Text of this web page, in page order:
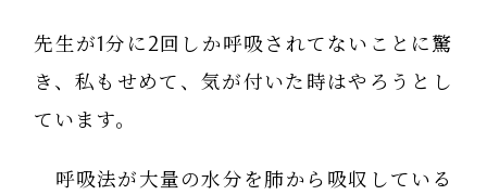
先生が1分に2回しか呼吸されてないことに驚
き、私もせめて、気が付いた時はやろうとし
ています。
呼吸法が大量の水分を肺から吸収している